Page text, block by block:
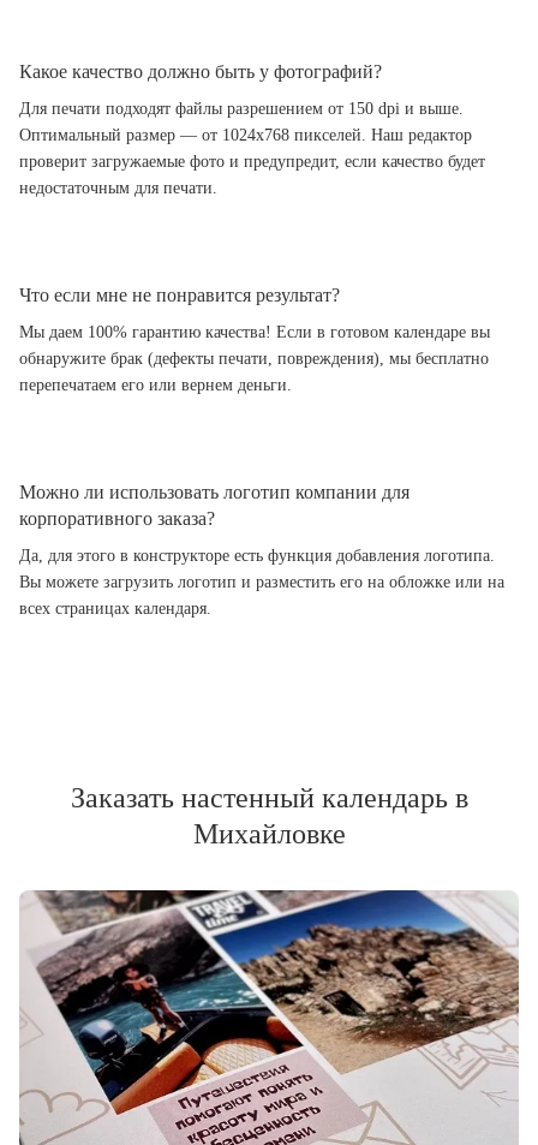
Какое качество должно быть у фотографий?
Для печати подходят файлы разрешением от 150 dpi и выше.
Оптимальный размер — от 1024x768 пикселей. Наш редактор
проверит загружаемые фото и предупредит, если качество будет
недостаточным для печати.
Что если мне не понравится результат?
Мы даем 100% гарантию качества! Если в готовом календаре вы
обнаружите брак (дефекты печати, повреждения), мы бесплатно
перепечатаем его или вернем деньги.
Можно ли использовать логотип компании для
корпоративного заказа?
Да, для этого в конструкторе есть функция добавления логотипа.
Вы можете загрузить логотип и разместить его на обложке или на
всех страницах календаря.
Заказать настенный календарь в
Михайловке